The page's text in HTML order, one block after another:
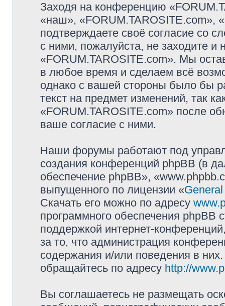
Заходя на конференцию
«наш», «FORUM.TAROSITE.com»,
подтверждаете своё согласие со
с ними, пожалуйста, не заходите и
«FORUM.TAROSITE.com». Мы
в любое время и сделаем всё
однако с вашей стороны было бы
текст на предмет изменений, так
«FORUM.TAROSITE.com» после
ваше согласие с ними.
Наши форумы работают под
создания конференций phpBB (в
обеспечение phpBB»,
выпущенного по лицензии «
Скачать его можно по адресу
программного обеспечения phpBB
поддержкой интернет-
за то, что администрация
содержания и/или поведения в
обращайтесь по адресу http://
Вы соглашаетесь не размещать